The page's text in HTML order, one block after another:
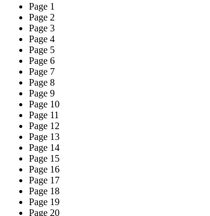
Page 1
Page 2
Page 3
Page 4
Page 5
Page 6
Page 7
Page 8
Page 9
Page 10
Page 11
Page 12
Page 13
Page 14
Page 15
Page 16
Page 17
Page 18
Page 19
Page 20